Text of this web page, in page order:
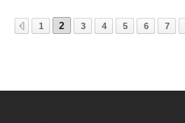
1 2 3 4 5 6 7